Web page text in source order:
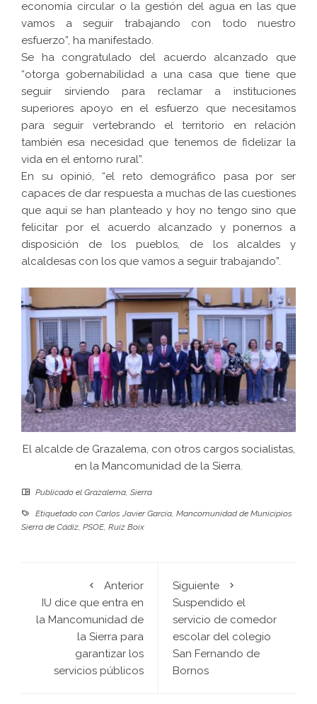
economía circular o la gestión del agua en las que
vamos a seguir trabajando con todo nuestro
esfuerzo”, ha manifestado.
Se ha congratulado del acuerdo alcanzado que
“otorga gobernabilidad a una casa que tiene que
seguir sirviendo para reclamar a instituciones
superiores apoyo en el esfuerzo que necesitamos
para seguir vertebrando el territorio en relación
también esa necesidad que tenemos de fidelizar la
vida en el entorno rural”.
En su opinió, “el reto demográfico pasa por ser
capaces de dar respuesta a muchas de las cuestiones
que aquí se han planteado y hoy no tengo sino que
felicitar por el acuerdo alcanzado y ponernos a
disposición de los pueblos, de los alcaldes y
alcaldesas con los que vamos a seguir trabajando”.
El alcalde de Grazalema, con otros cargos socialistas,
en la Mancomunidad de la Sierra.
Publicado el Grazalema Sierra
Etiquetado con Carlos Javier García Mancomunidad de Municipios
Sierra de Cádiz PSOE, Ruiz Boix
Anterior
IU dice que entra en
la Mancomunidad de
la Sierra para
garantizar los
servicios públicos
Siguiente
Suspendido el
servicio de comedor
escolar del colegio
San Fernando de
Bornos